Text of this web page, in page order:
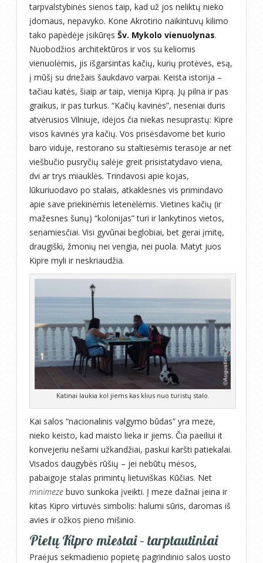
tarpvalstybinės sienos taip, kad už jos neliktų nieko
įdomaus, nepavyko. Kone Akrotirio naikintuvų kilimo
tako papėdėje įsikūręs Šv. Mykolo vienuolynas.
Nuobodžios architektūros ir vos su keliomis
vienuolėmis, jis išgarsintas kačių, kurių protėves, esą,
į mūšį su driežais šaukdavo varpai. Keista istorija –
tačiau katės, šiaip ar taip, vienija Kiprą. Jų pilna ir pas
graikus, ir pas turkus. “Kačių kavinės”, neseniai duris
atvėrusios Vilniuje, idėjos čia niekas nesuprastų: Kipre
visos kavinės yra kačių. Vos prisėsdavome bet kurio
baro viduje, restorano su staltiesėmis terasoje ar net
viešbučio pusryčių salėje greit prisistatydavo viena,
dvi ar trys miauklės. Trindavosi apie kojas,
lūkuriuodavo po stalais, atkaklesnės vis primindavo
apie save priekinėmis letenėlėmis. Vietines kačių (ir
mažesnes šunų) “kolonijas” turi ir lankytinos vietos,
senamiesčiai. Visi gyvūnai beglobiai, bet gerai įmitę,
draugiški, žmonių nei vengia, nei puola. Matyt juos
Kipre myli ir neskriaudžia.
Katinai laukia kol jiems kas klius nuo turistų stalo.
Kai salos “nacionalinis valgymo būdas” yra meze,
nieko keisto, kad maisto lieka ir jiems. Čia paeiliui it
konvejeriu nešami užkandžiai, paskui karšti patiekalai.
Visados daugybės rūšių – jei nebūtų mėsos,
pabaigoje stalas primintų lietuviškas Kūčias. Net
minimeze buvo sunkoka įveikti. Į meze dažnai įeina ir
kitas Kipro virtuvės simbolis: halumi sūris, daromas iš
avies ir ožkos pieno mišinio.
Pietų Kipro miestai – tarptautiniai
Praėjus sekmadienio popietę pagrindinio salos uosto